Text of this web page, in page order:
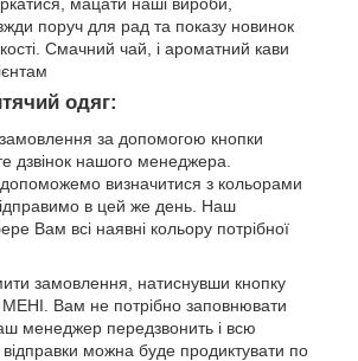
поруч для рад та показу новинок
Смачний чай, і ароматний кави
одяг:
за допомогою кнопки
дзвінок нашого менеджера.
визначитися з кольорами
в цей же день. Наш
Вам всі наявні кольору потрібної
замовлення, натиснувши кнопку
Вам не потрібно заповнювати
менеджер передзвонить і всю
можна буде продиктувати по